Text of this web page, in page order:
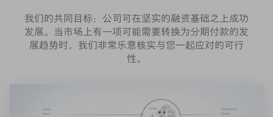
我们的共同目标：公司可在坚实的融资基础之上成功
发展。当市场上有一项可能需要转换为分期付款的发
展趋势时，我们非常乐意核实与您一起应对的可行
性。